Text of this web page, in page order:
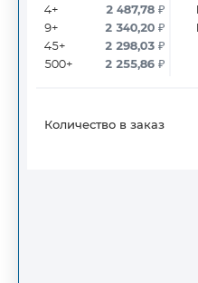
4+
9+
45+
500+
2 487,78₽
2 340,20₽
2 298,03₽
2 255,86₽
Количество в заказ